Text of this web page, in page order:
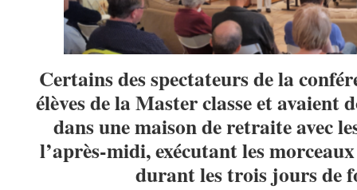
Certains des spectateurs de la
élèves de la Master classe et avaient
dans une maison de retraite avec
l’après-midi, exécutant les
durant les trois jours de